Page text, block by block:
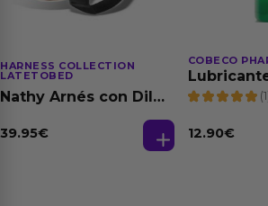
HARNESS COLLECTION
LATETOBED
Nathy Arnés con Dildo
39.95€
COBECO
100%
12.90€